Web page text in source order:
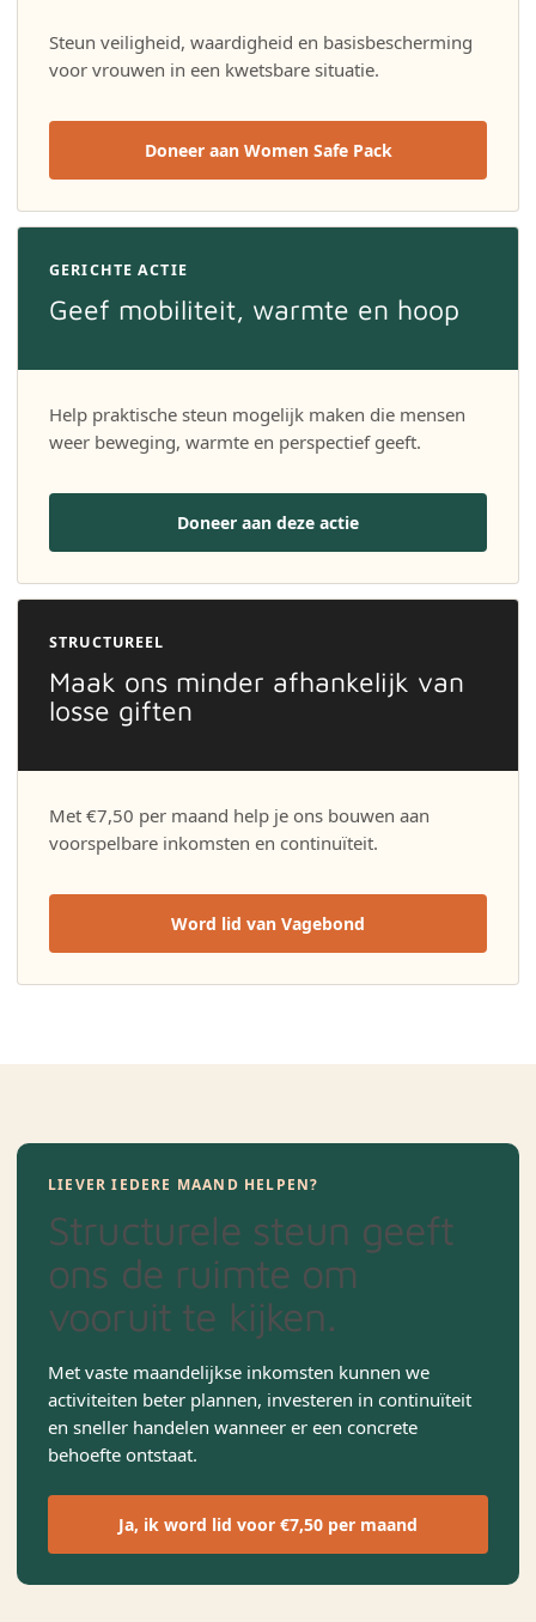
Steun veiligheid, waardigheid en basisbescherming
voor vrouwen in een kwetsbare situatie.
Doneer aan Women Safe Pack
GERICHTE ACTIE
Geef mobiliteit, warmte en hoop
Help praktische steun mogelijk maken die mensen
weer beweging, warmte en perspectief geeft.
Doneer aan deze actie
STRUCTUREEL
Maak ons minder afhankelijk van
losse giften
Met €7,50 per maand help je ons bouwen aan
voorspelbare inkomsten en continuïteit.
Word lid van Vagebond
LIEVER IEDERE MAAND HELPEN?
Structurele steun geeft
ons de ruimte om
vooruit te kijken.
Met vaste maandelijkse inkomsten kunnen we
activiteiten beter plannen, investeren in continuïteit
en sneller handelen wanneer er een concrete
behoefte ontstaat.
Ja, ik word lid voor €7,50 per maand